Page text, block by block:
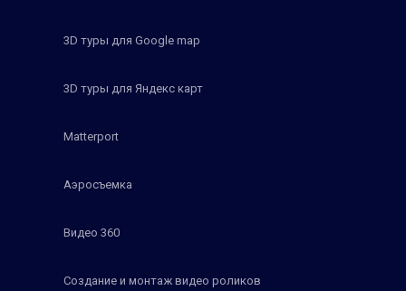
3D туры для Google map
3D туры для Яндекс карт
Matterport
Аэросъемка
Видео 360
Создание и монтаж видео роликов